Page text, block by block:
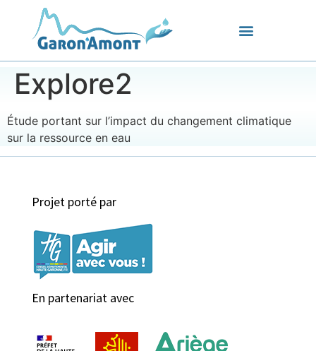
Explore2
Étude portant sur l’impact du changement climatique
sur la ressource en eau
Projet porté par
En partenariat avec